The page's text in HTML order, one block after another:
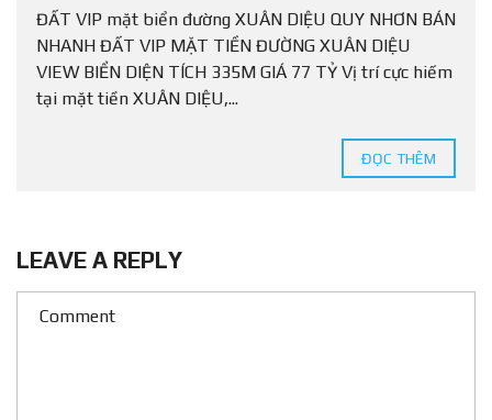
ĐẤT VIP mặt biển đường XUÂN DIỆU QUY NHƠN BÁN
NHANH ĐẤT VIP MẶT TIỀN ĐƯỜNG XUÂN DIỆU
VIEW BIỂN DIỆN TÍCH 335M GIÁ 77 TỶ Vị trí cực hiếm
tại mặt tiền XUÂN DIỆU,...
ĐỌC THÊM
LEAVE A REPLY